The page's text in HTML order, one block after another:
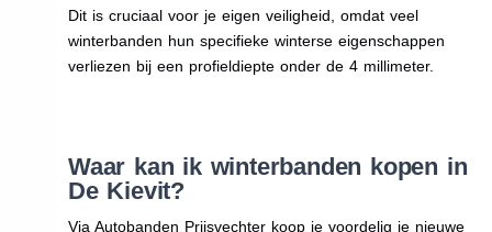
Dit is cruciaal voor je eigen veiligheid, omdat veel
winterbanden hun specifieke winterse eigenschappen
verliezen bij een profieldiepte onder de 4 millimeter.
Waar kan ik winterbanden kopen in
De Kievit?
Via Autobanden Prijsvechter koop je voordelig je nieuwe